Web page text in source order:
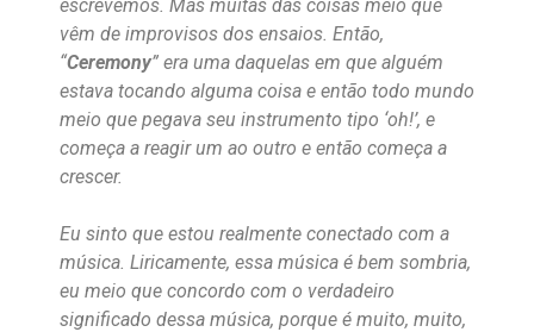
escrevemos. Mas muitas das coisas meio que
vêm de improvisos dos ensaios. Então,
“Ceremony” era uma daquelas em que alguém
estava tocando alguma coisa e então todo mundo
meio que pegava seu instrumento tipo ‘oh!’, e
começa a reagir um ao outro e então começa a
crescer.
Eu sinto que estou realmente conectado com a
música. Liricamente, essa música é bem sombria,
eu meio que concordo com o verdadeiro
significado dessa música, porque é muito, muito,